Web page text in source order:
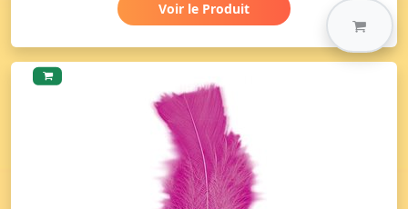
Voir le Produit